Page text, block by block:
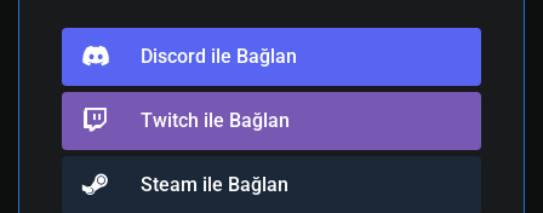
Discord ile Bağlan
Twitch ile Bağlan
Steam ile Bağlan